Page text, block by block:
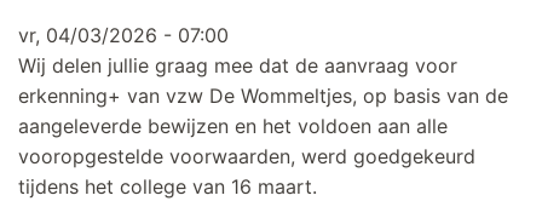
vr, 04/03/2026 - 07:00
Wij delen jullie graag mee dat de aanvraag voor
erkenning+ van vzw De Wommeltjes, op basis van de
aangeleverde bewijzen en het voldoen aan alle
vooropgestelde voorwaarden, werd goedgekeurd
tijdens het college van 16 maart.